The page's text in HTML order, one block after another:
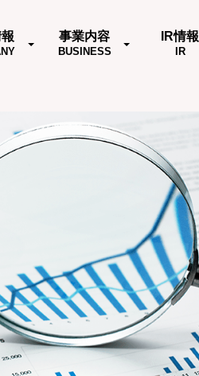
事業内容
BUSINESS
IR情報
IR